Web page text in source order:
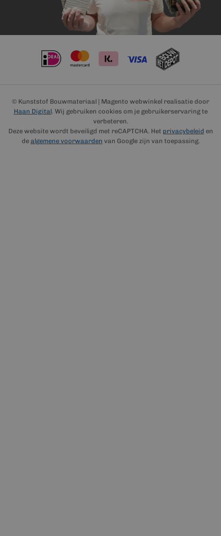
© Kunststof Bouwmateriaal | Magento webwinkel realisatie door
Haan Digital. Wij gebruiken cookies om je gebruikerservaring te
verbeteren.
Deze website wordt beveiligd met reCAPTCHA. Het privacybeleid en
de algemene voorwaarden van Google zijn van toepassing.